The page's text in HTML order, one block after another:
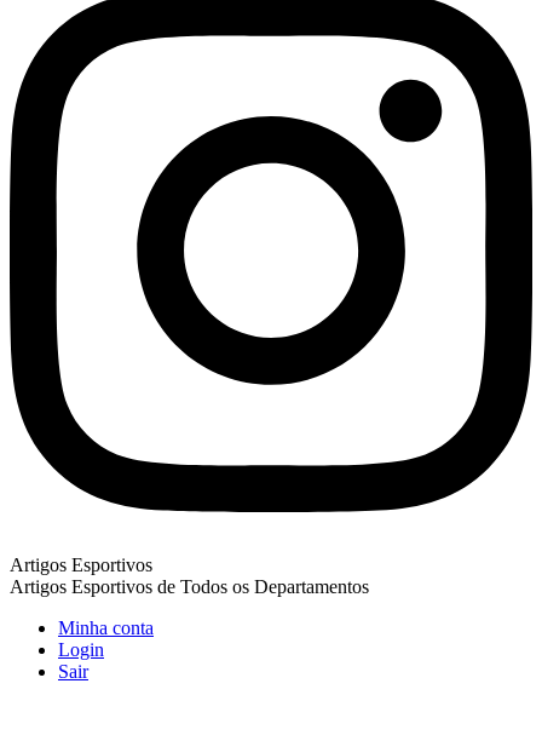
Artigos Esportivos
Artigos Esportivos de Todos os Departamentos
Minha conta
Login
Sair